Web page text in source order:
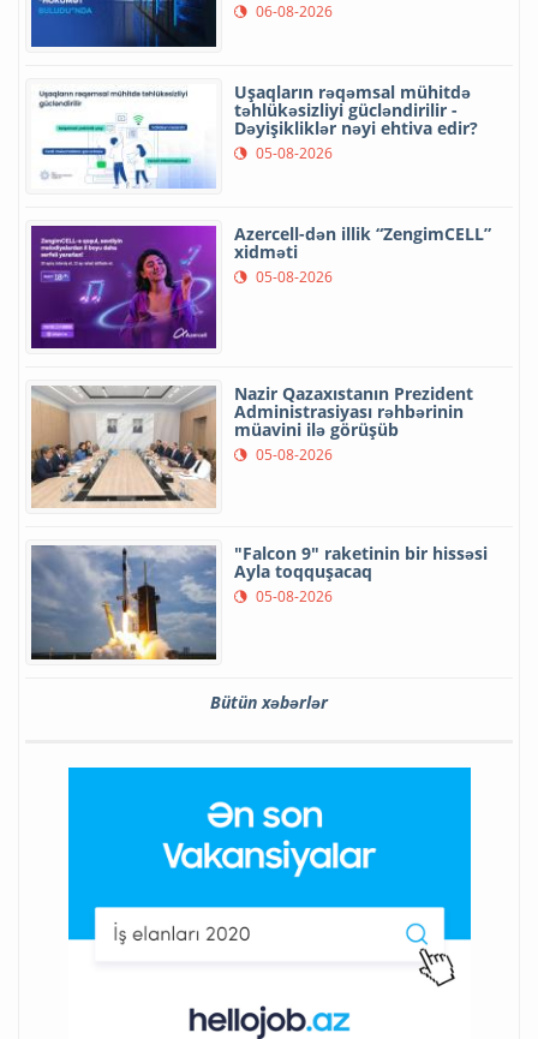
06-08-2026
Uşaqların rəqəmsal mühitdə
təhlükəsizliyi gücləndirilir -
Dəyişikliklər nəyi ehtiva edir?
05-08-2026
Azercell-dən illik “ZengimCELL”
xidməti
05-08-2026
Nazir Qazaxıstanın Prezident
Administrasiyası rəhbərinin
müavini ilə görüşüb
05-08-2026
"Falcon 9" raketinin bir hissəsi
Ayla toqquşacaq
05-08-2026
Bütün xəbərlər